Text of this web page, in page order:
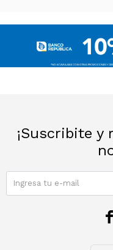
¡Suscribite y
